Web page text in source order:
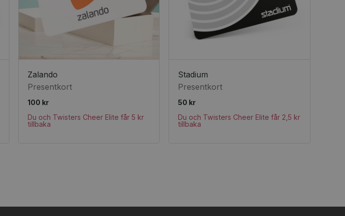
Zalando
Presentkort
100 kr
Du och Twisters Cheer Elite får 5 kr
tillbaka
Stadium
Presentkort
50 kr
Du och Twisters Cheer Elite får 2,5 kr
tillbaka